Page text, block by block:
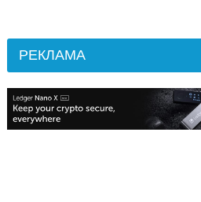
РЕКЛАМА